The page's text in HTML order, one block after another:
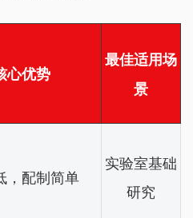
心优势
最佳适用场
景
，配制简单
实验室基础
研究